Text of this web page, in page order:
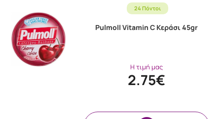
24 Πόντοι
Pulmoll Vitamin C Κεράσι 45gr
Η τιμή μας
2.75€